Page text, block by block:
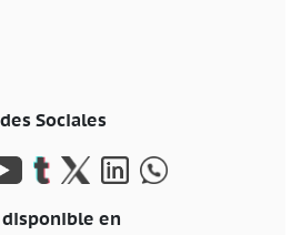
Sociales
en